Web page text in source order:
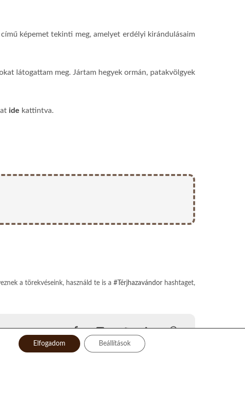
című képemet tekinti meg, amelyet erdélyi kirándulásaim
látogattam meg. Jártam hegyek ormán, patakvölgyek
ide kattintva.
a törekvéseink, használd te is a #Térjhazavándor hashtaget,
FacebookInstagramTwitterLinkedIn
Elfogadom Beállítások